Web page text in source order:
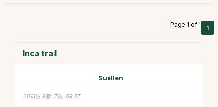
Page 1 of 1 1
Inca trail
Suellen
2013년 9월 17일, 09:37